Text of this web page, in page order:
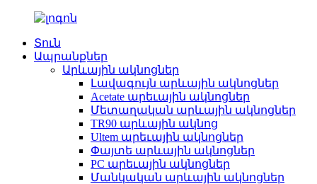
Տուն
Ապրանքներ
Արևային ակնոցներ
Լավագույն արևային ակնոցներ
Acetate արեւային ակնոցներ
Մետաղական արևային ակնոցներ
TR90 արևային ակնոց
Ultem արեւային ակնոցներ
Փայտե արևային ակնոցներ
PC արեւային ակնոցներ
Մանկական արևային ակնոցներ